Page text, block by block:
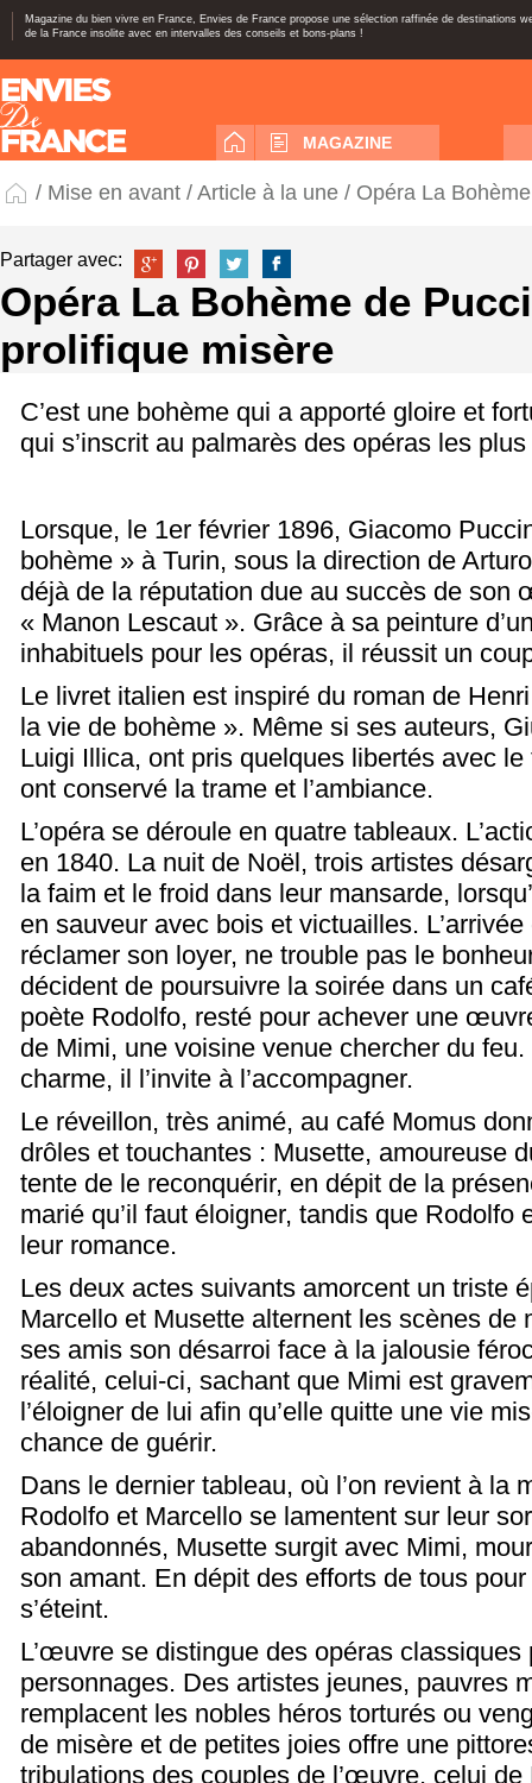
Magazine du bien vivre en France, Envies de France propose une sélection raffinée de destinations
de la France insolite avec en intervalles des conseils et bons-plans !
MAGAZINE
/ Mise en avant / Article à la une / Opéra La
Partager avec:
Opéra La Bohème de
prolifique misère
C’est une bohème qui a apporté gloire et
qui s’inscrit au palmarès des opéras les
Lorsque, le 1er février 1896, Giacomo
bohème » à Turin, sous la direction de
déjà de la réputation due au succès de son
« Manon Lescaut ». Grâce à sa peinture
inhabituels pour les opéras, il réussit un
Le livret italien est inspiré du roman de
la vie de bohème ». Même si ses auteurs,
Luigi Illica, ont pris quelques libertés avec le
ont conservé la trame et l’ambiance.
L’opéra se déroule en quatre tableaux.
en 1840. La nuit de Noël, trois artistes
la faim et le froid dans leur mansarde,
en sauveur avec bois et victuailles.
réclamer son loyer, ne trouble pas le
décident de poursuivre la soirée dans un
poète Rodolfo, resté pour achever une
de Mimi, une voisine venue chercher du
charme, il l’invite à l’accompagner.
Le réveillon, très animé, au café Momus
drôles et touchantes : Musette, amoureuse
tente de le reconquérir, en dépit de la
marié qu’il faut éloigner, tandis que Rodolfo
leur romance.
Les deux actes suivants amorcent un triste
Marcello et Musette alternent les scènes de
ses amis son désarroi face à la jalousie
réalité, celui-ci, sachant que Mimi est
l’éloigner de lui afin qu’elle quitte une vie
chance de guérir.
Dans le dernier tableau, où l’on revient à la
Rodolfo et Marcello se lamentent sur leur
abandonnés, Musette surgit avec Mimi,
son amant. En dépit des efforts de tous
s’éteint.
L’œuvre se distingue des opéras classiques
personnages. Des artistes jeunes, pauvres
remplacent les nobles héros torturés ou
de misère et de petites joies offre une
tribulations des couples de l’œuvre, celui de